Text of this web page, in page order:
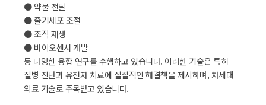
● 약물 전달
● 줄기세포 조절
● 조직 재생
● 바이오센서 개발
등 다양한 융합 연구를 수행하고 있습니다. 이러한 기술은 특히
질병 진단과 유전자 치료에 실질적인 해결책을 제시하며, 차세대
의료 기술로 주목받고 있습니다.